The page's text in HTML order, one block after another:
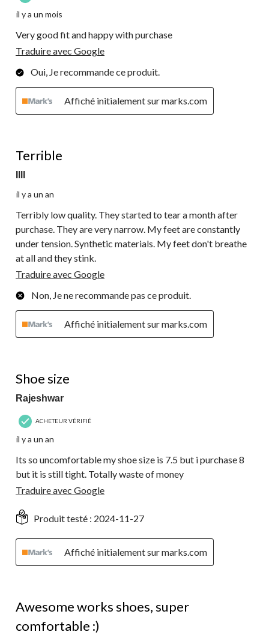
il y a un mois
Very good fit and happy with purchase
Traduire avec Google
Oui, Je recommande ce produit.
Affiché initialement sur marks.com
Terrible
il y a un an
Terribly low quality. They started to tear a month after
purchase. They are very narrow. My feet are constantly
under tension. Synthetic materials. My feet don't breathe
at all and they stink.
Traduire avec Google
Non, Je ne recommande pas ce produit.
Affiché initialement sur marks.com
Shoe size
Rajeshwar
ACHETEUR VÉRIFIÉ
il y a un an
Its so uncomfortable my shoe size is 7.5 but i purchase 8
but it is still tight. Totally waste of money
Traduire avec Google
Produit testé : 2024-11-27
Affiché initialement sur marks.com
Awesome works shoes, super
comfortable :)